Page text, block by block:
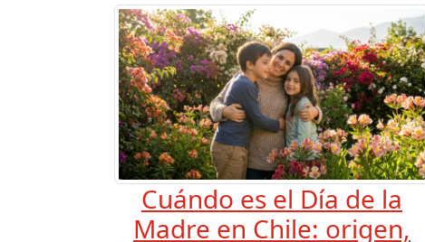
Cuándo es el Día de la
Madre en Chile: origen,